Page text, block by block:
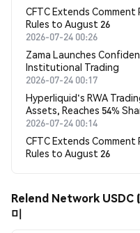
CFTC Extends
Rules to August 26
2026-07-24 00:26
Zama Launches
Institutional Trading
2026-07-24 00:17
Hyperliquid's RWA
Assets, Reaches 54%
2026-07-24 00:14
CFTC Extends
Rules to August 26
Relend Network USDC
미